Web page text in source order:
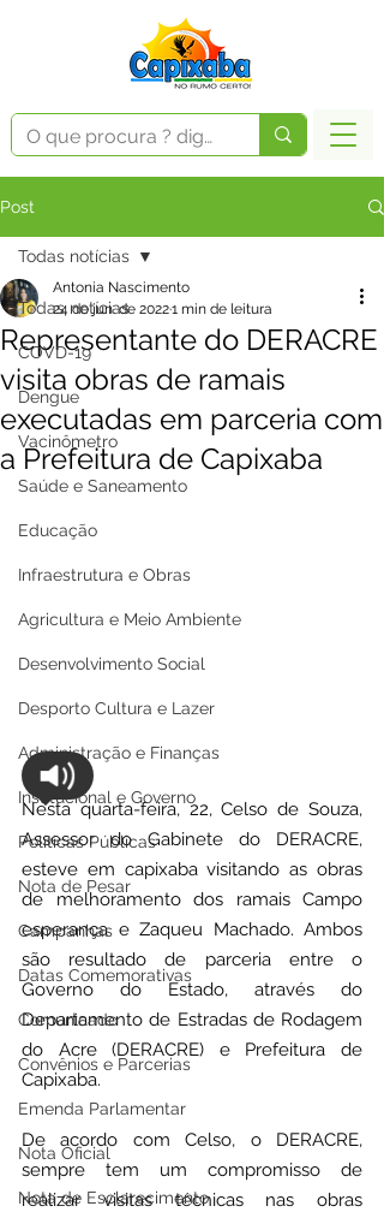
Post
Todas notícias
COVD-19
Dengue
Vacinômetro
Saúde e Saneamento
Educação
Infraestrutura e Obras
Agricultura e Meio Ambiente
Desenvolvimento Social
Desporto Cultura e Lazer
Administração e Finanças
Institucional e Governo
Políticas Públicas
Nota de Pesar
Campanhas
Datas Comemorativas
Comunicado
Convênios e Parcerias
Emenda Parlamentar
Nota Oficial
Nota de Esclarecimento
Todas notícias
Representante do DERACRE
visita obras de ramais
executadas em parceria com
a Prefeitura de Capixaba
Antonia Nascimento
24 de jun. de 20221 min de leitura
Nesta quarta-feira, 22, Celso de Souza,
Assessor do Gabinete do DERACRE,
esteve em capixaba visitando as obras
de melhoramento dos ramais Campo
esperança e Zaqueu Machado. Ambos
são resultado de parceria entre o
Governo do Estado, através do
Departamento de Estradas de Rodagem
do Acre (DERACRE) e Prefeitura de
Capixaba.
De acordo com Celso, o DERACRE,
sempre tem um compromisso de
realizar visitas técnicas nas obras